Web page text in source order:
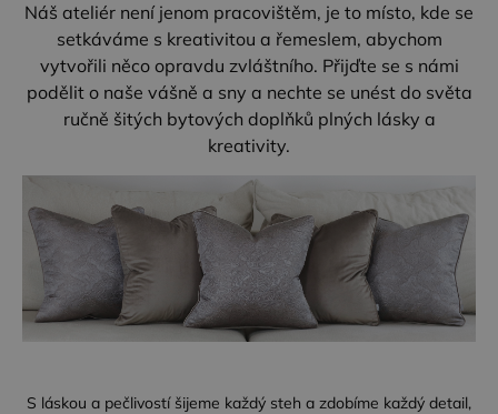
Náš ateliér není jenom pracovištěm, je to místo, kde se
setkáváme s kreativitou a řemeslem, abychom
vytvořili něco opravdu zvláštního. Přijďte se s námi
podělit o naše vášně a sny a nechte se unést do světa
ručně šitých bytových doplňků plných lásky a
kreativity.
S láskou a pečlivostí šijeme každý steh a zdobíme každý detail,